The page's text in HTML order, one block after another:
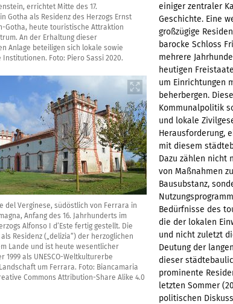
errichtet Mitte des 17.
Gotha als Residenz des Herzogs Ernst
Gotha, heute touristische Attraktion
An der Erhaltung dieser
Anlage beteiligen sich lokale sowie
Foto: Piero Sassi 2020.
del Verginese, südöstlich von Ferrara in
Anfang des 16. Jahrhunderts im
Alfonso I d’Este fertig gestellt. Die
Residenz („delizia“) der herzoglichen
Lande und ist heute wesentlicher
1999 als UNESCO-Weltkulturerbe
um Ferrara. Foto: Biancamaria
Commons Attribution-Share Alike 4.0
einiger zentraler
Geschichte. Eine
großzügige
barocke Schloss
mehrere
heutigen
um Einrichtungen
beherbergen.
Kommunalpolitik
und lokale
Herausforderung,
mit diesem
Dazu zählen nicht
von Maßnahmen
Bausubstanz,
Bedürfnisse des
die der lokalen
und nicht zuletzt
Deutung der
dieser
prominente
letzten Sommer
politischen